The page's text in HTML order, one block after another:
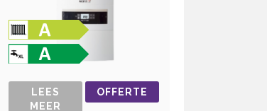
LEES
MEER
OFFERTE